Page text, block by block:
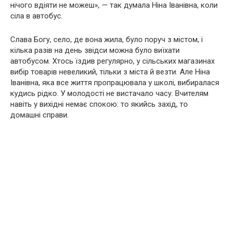
нічого вдіяти не можеш», — так думала Ніна Іванівна, коли
сіла в автобус.
Слава Богу, село, де вона жила, було поруч з містом, і
кілька разів на день звідси можна було виїхати
автобусом. Хтось їздив регулярно, у сільських магазинах
вибір товарів невеликий, тільки з міста й везти. Але Ніна
Іванівна, яка все життя пропрацювала у школі, вибиралася
кудись рідко. У молодості не вистачало часу. Вчителям
навіть у вихідні немає спокою: то якийсь захід, то
домашні справи.